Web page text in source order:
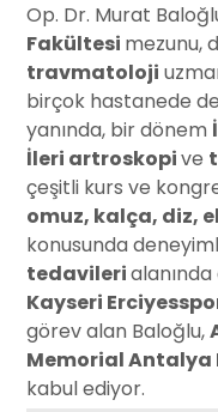
Op. Dr. Murat
Fakültesi mezunu,
travmatoloji
birçok hastanede
yanında, bir dönem
İleri artroskopive
çeşitli kurs ve
omuz, kalça, diz,
konusunda
tedavileri
Kayseri
görev alan Baloğlu,
Memorial Antalya
kabul ediyor.